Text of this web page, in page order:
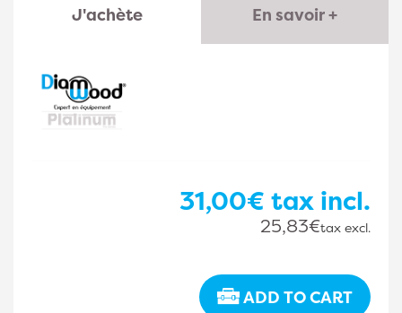
J'achète En savoir +
31,00€ tax incl.
25,83€tax excl.
ADD TO CART